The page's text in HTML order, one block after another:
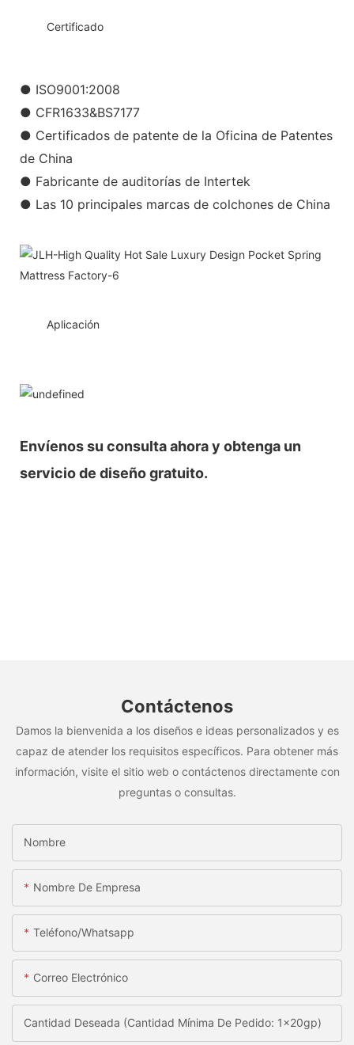
Certificado
● ISO9001:2008
● CFR1633&BS7177
● Certificados de patente de la Oficina de Patentes
de China
● Fabricante de auditorías de Intertek
● Las 10 principales marcas de colchones de China
Aplicación
Envíenos su consulta ahora y obtenga un
servicio de diseño gratuito.
Contáctenos
Damos la bienvenida a los diseños e ideas personalizados y es
capaz de atender los requisitos específicos. Para obtener más
información, visite el sitio web o contáctenos directamente con
preguntas o consultas.
Nombre
Nombre De Empresa
Teléfono/whatsapp
Correo Electrónico
Cantidad Deseada (Cantidad Mínima De Pedido: 1x20gp)